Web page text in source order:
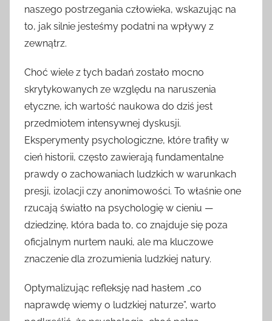
naszego postrzegania człowieka, wskazując na
to, jak silnie jesteśmy podatni na wpływy z
zewnątrz.
Choć wiele z tych badań zostało mocno
skrytykowanych ze względu na naruszenia
etyczne, ich wartość naukowa do dziś jest
przedmiotem intensywnej dyskusji.
Eksperymenty psychologiczne, które trafiły w
cień historii, często zawierają fundamentalne
prawdy o zachowaniach ludzkich w warunkach
presji, izolacji czy anonimowości. To właśnie one
rzucają światło na psychologię w cieniu —
dziedzinę, która bada to, co znajduje się poza
oficjalnym nurtem nauki, ale ma kluczowe
znaczenie dla zrozumienia ludzkiej natury.
Optymalizując refleksję nad hasłem „co
naprawdę wiemy o ludzkiej naturze”, warto